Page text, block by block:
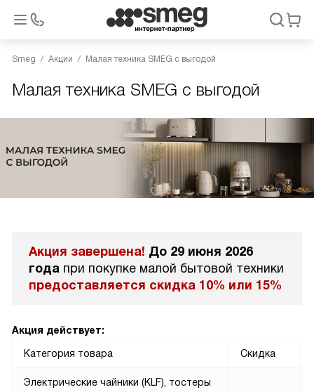
Smeg Акции Малая техника SMEG с выгодой
Малая техника SMEG с выгодой
Акция завершена! До 29 июня 2026
года при покупке малой бытовой техники
предоставляется скидка 10% или 15%
Акция действует:
Категория товара Скидка
Электрические чайники (KLF), тостеры